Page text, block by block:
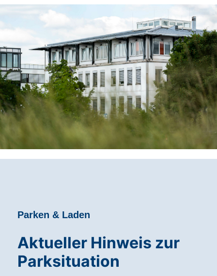
Parken & Laden
Aktueller Hinweis zur
Parksituation